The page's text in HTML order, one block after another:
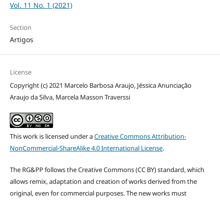
Vol. 11 No. 1 (2021)
Section
Artigos
License
Copyright (c) 2021 Marcelo Barbosa Araujo, Jéssica Anunciação
Araujo da Silva, Marcela Masson Traverssi
This work is licensed under aCreative Commons Attribution-
NonCommercial-ShareAlike 4.0 International License.
The RG&PP follows the Creative Commons (CC BY) standard, which
allows remix, adaptation and creation of works derived from the
original, even for commercial purposes. The new works must